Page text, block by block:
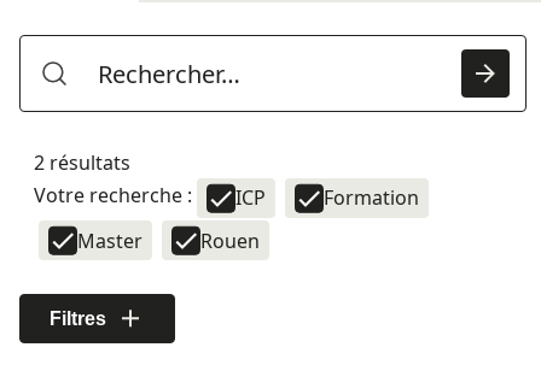
2 résultats
Votre recherche :
ICP
Formation
Master
Rouen
Filtres